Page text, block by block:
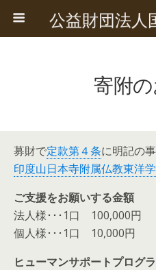
寄附
募財で定款第４条に明記の
印度山日本寺附属仏教東洋
ご支援をお願いする金額
法人様･･･1口 100,000円
個人様･･･1口 10,000円
ヒューマンサポートプログ